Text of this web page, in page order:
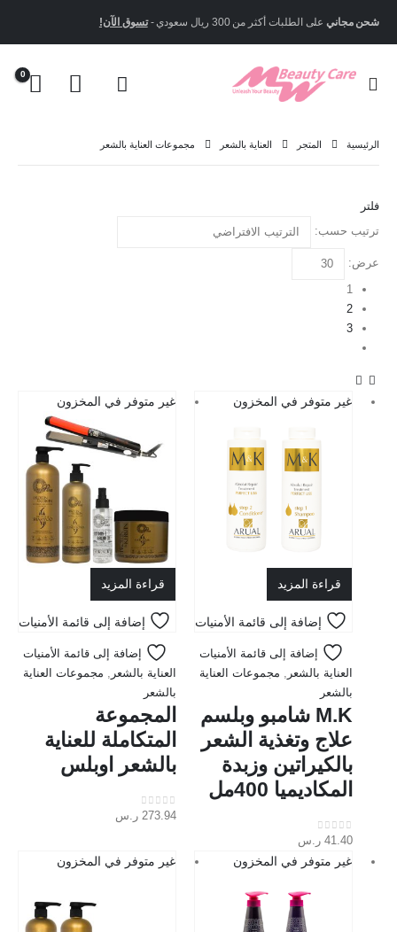
شحن مجانيعلى الطلبات أكثر من 300 ريال سعودي - تسوق الآن!
0
الرئيسية المتجر العناية بالشعر مجموعات العناية بالشعر
فلتر
ترتيب حسب:
عرض:
1
2
3
غير متوفر في المخزون
قراءة المزيد
إضافة إلى قائمة الأمنيات
إضافة إلى قائمة الأمنيات
العناية بالشعر
مجموعات العناية
بالشعر
M.K شامبو وبلسم
علاج وتغذية الشعر
بالكيراتين وزبدة
المكاديميا 400مل
0
out of 5
41.40 ر.س
غير متوفر في المخزون
قراءة المزيد
إضافة إلى قائمة الأمنيات
إضافة إلى قائمة الأمنيات
العناية بالشعر
مجموعات العناية
بالشعر
المجموعة
المتكاملة للعناية
بالشعر اوبلس
0
out of 5
273.94 ر.س
غير متوفر في المخزون غير متوفر في المخزون